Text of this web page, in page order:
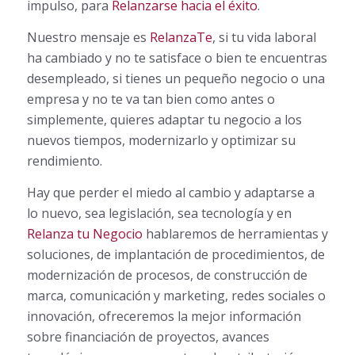
impulso, para Relanzarse hacia el éxito.
Nuestro mensaje es RelanzaTe, si tu vida laboral
ha cambiado y no te satisface o bien te encuentras
desempleado, si tienes un pequeño negocio o una
empresa y no te va tan bien como antes o
simplemente, quieres adaptar tu negocio a los
nuevos tiempos, modernizarlo y optimizar su
rendimiento.
Hay que perder el miedo al cambio y adaptarse a
lo nuevo, sea legislación, sea tecnología y en
Relanza tu Negocio hablaremos de herramientas y
soluciones, de implantación de procedimientos, de
modernización de procesos, de construcción de
marca, comunicación y marketing, redes sociales o
innovación, ofreceremos la mejor información
sobre financiación de proyectos, avances